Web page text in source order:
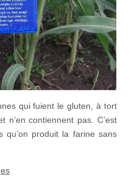
qui fuient le gluten, à tort
contiennent pas. C’est
qu’on produit la farine sans